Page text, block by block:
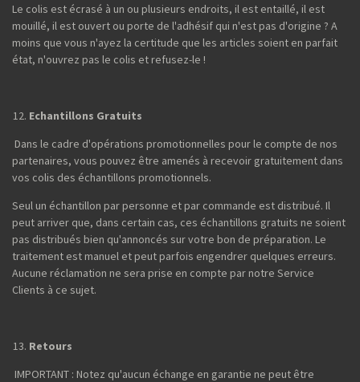
Le colis est écrasé à un ou plusieurs endroits, il est entaillé, il est
mouillé, il est ouvert ou porte de l'adhésif qui n'est pas d'origine ? A
moins que vous n'ayez la certitude que les articles soient en parfait
état, n'ouvrez pas le colis et refusez-le !
Echantillons Gratuits
Dans le cadre d'opérations promotionnelles pour le compte de nos
partenaires, vous pouvez être amenés à recevoir gratuitement dans
vos colis des échantillons promotionnels.
Seul un échantillon par personne et par commande est distribué. Il
peut arriver que, dans certain cas, ces échantillons gratuits ne soient
pas distribués bien qu'annoncés sur votre bon de préparation. Le
traitement est manuel et peut parfois engendrer quelques erreurs.
Aucune réclamation ne sera prise en compte par notre Service
Clients à ce sujet.
Retours
IMPORTANT : Notez qu'aucun échange en garantie ne peut être